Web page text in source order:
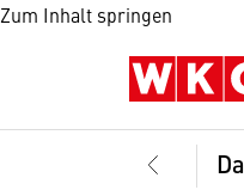
Zum Inhalt springen